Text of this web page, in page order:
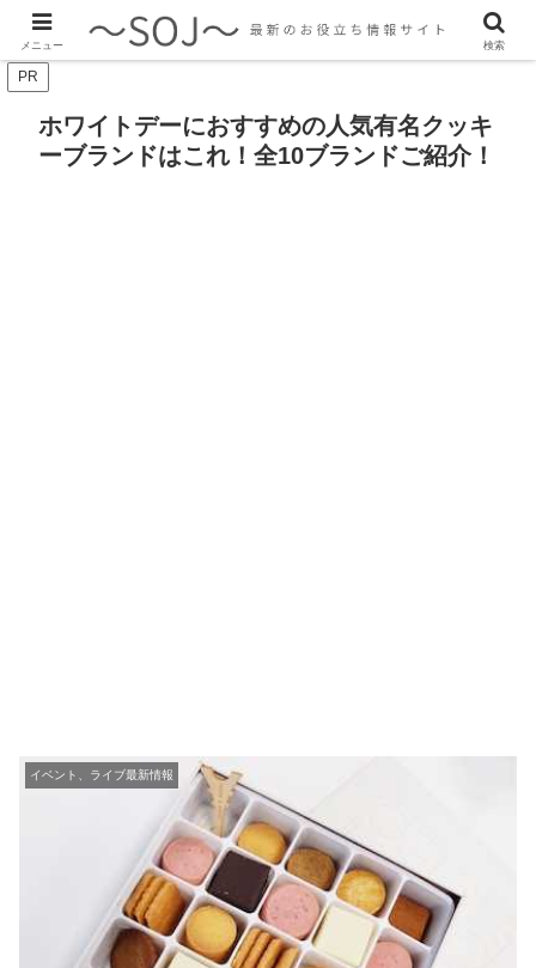
最新のトレンド情報、生活に役立つ情報をご紹介します
PR
ホワイトデーにおすすめの人気有名クッキ
ーブランドはこれ！全10ブランドご紹介！
イベント、ライブ最新情報
メニュー 検索